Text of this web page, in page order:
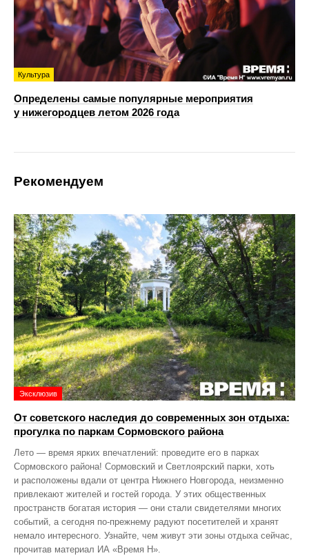
Культура
Определены самые популярные мероприятия
у нижегородцев летом 2026 года
Рекомендуем
Эксклюзив
От советского наследия до современных зон отдыха:
прогулка по паркам Сормовского района
Лето — время ярких впечатлений: проведите его в парках
Сормовского района! Сормовский и Светлоярский парки, хоть
и расположены вдали от центра Нижнего Новгорода, неизменно
привлекают жителей и гостей города. У этих общественных
пространств богатая история — они стали свидетелями многих
событий, а сегодня по‑прежнему радуют посетителей и хранят
немало интересного. Узнайте, чем живут эти зоны отдыха сейчас,
прочитав материал ИА «Время Н».